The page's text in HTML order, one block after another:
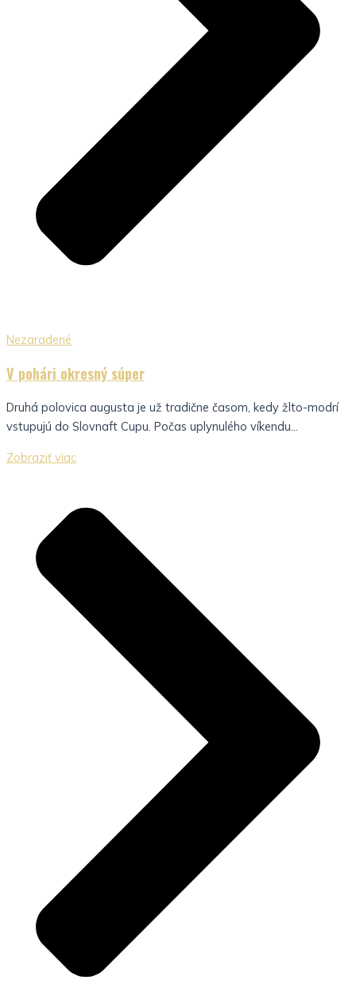
Nezaradené
V pohári okresný súper
Druhá polovica augusta je už tradične časom, kedy žlto-modrí
vstupujú do Slovnaft Cupu. Počas uplynulého víkendu...
Zobraziť viac